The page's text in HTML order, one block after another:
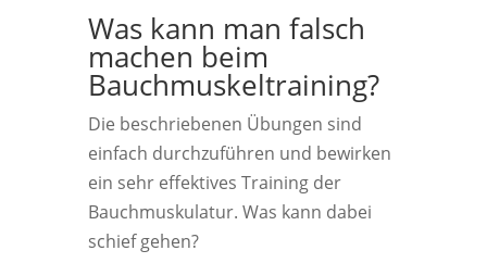
Was kann man falsch
machen beim
Bauchmuskeltraining?
Die beschriebenen Übungen sind
einfach durchzuführen und bewirken
ein sehr effektives Training der
Bauchmuskulatur. Was kann dabei
schief gehen?